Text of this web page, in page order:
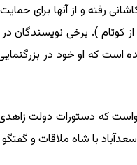
کاتوزیان ، ص ۱۰۴ـ۱۰۶؛ اخوی ، ص
که دستورات دولت